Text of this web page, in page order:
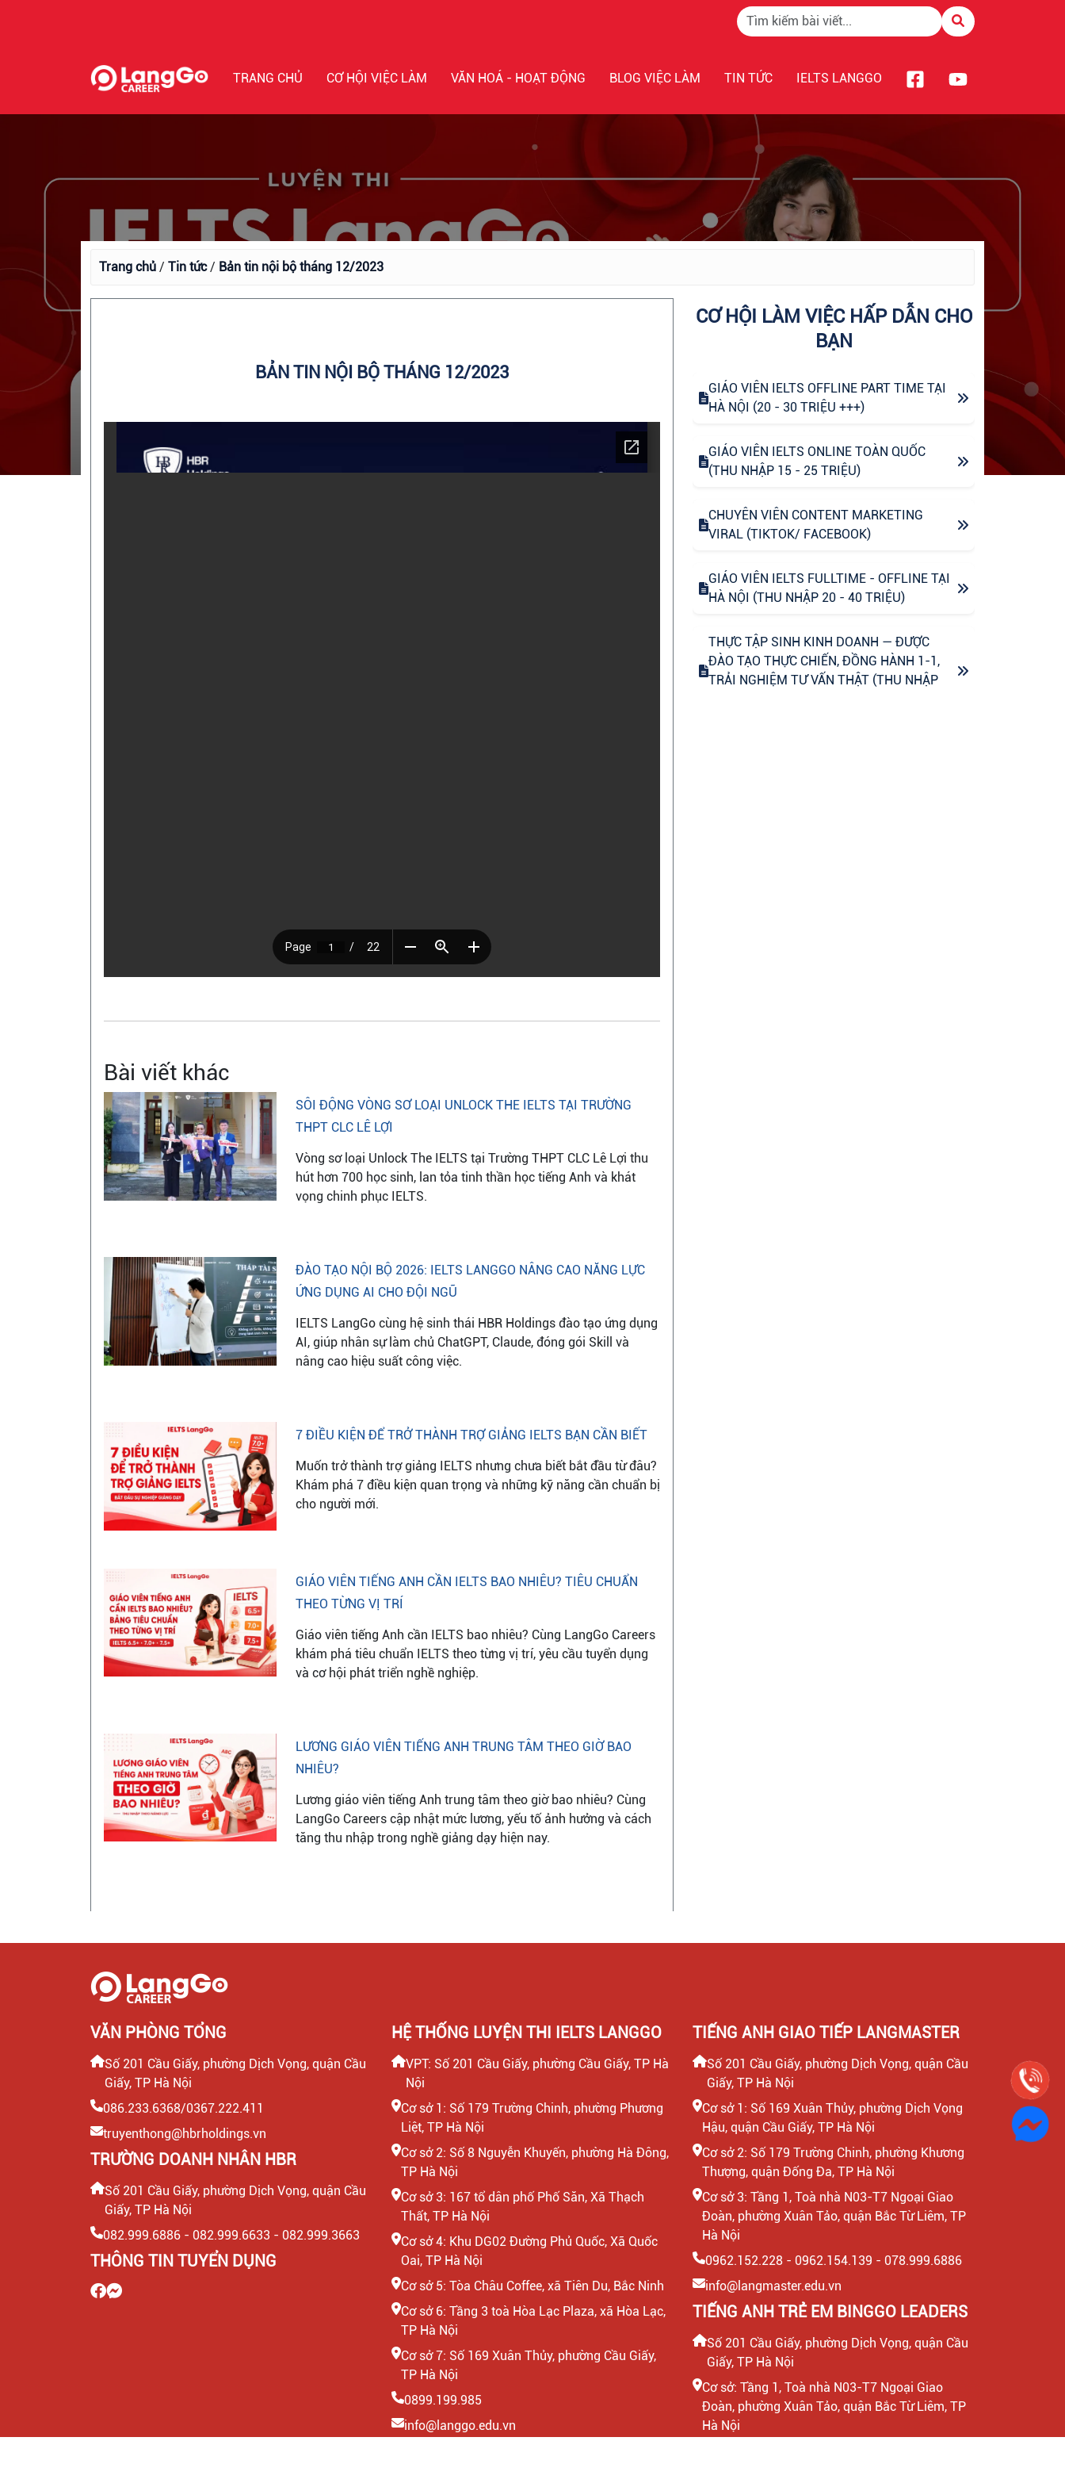
TRANG CHỦ CƠ HỘI VIỆC LÀM VĂN HOÁ - HOẠT ĐỘNG BLOG VIỆC LÀM TIN TỨC IELTS LANGGO
Trang chủ / Tin tức/ Bản tin nội bộ tháng 12/2023
BẢN TIN NỘI BỘ THÁNG 12/2023
Bài viết khác
SÔI ĐỘNG VÒNG SƠ LOẠI UNLOCK THE IELTS TẠI TRƯỜNG
THPT CLC LÊ LỢI
Vòng sơ loại Unlock The IELTS tại Trường THPT CLC Lê Lợi thu
hút hơn 700 học sinh, lan tỏa tinh thần học tiếng Anh và khát
vọng chinh phục IELTS.
ĐÀO TẠO NỘI BỘ 2026: IELTS LANGGO NÂNG CAO NĂNG LỰC
ỨNG DỤNG AI CHO ĐỘI NGŨ
IELTS LangGo cùng hệ sinh thái HBR Holdings đào tạo ứng dụng
AI, giúp nhân sự làm chủ ChatGPT, Claude, đóng gói Skill và
nâng cao hiệu suất công việc.
7 ĐIỀU KIỆN ĐỂ TRỞ THÀNH TRỢ GIẢNG IELTS BẠN CẦN BIẾT
Muốn trở thành trợ giảng IELTS nhưng chưa biết bắt đầu từ đâu?
Khám phá 7 điều kiện quan trọng và những kỹ năng cần chuẩn bị
cho người mới.
GIÁO VIÊN TIẾNG ANH CẦN IELTS BAO NHIÊU? TIÊU CHUẨN
THEO TỪNG VỊ TRÍ
Giáo viên tiếng Anh cần IELTS bao nhiêu? Cùng LangGo Careers
khám phá tiêu chuẩn IELTS theo từng vị trí, yêu cầu tuyển dụng
và cơ hội phát triển nghề nghiệp.
LƯƠNG GIÁO VIÊN TIẾNG ANH TRUNG TÂM THEO GIỜ BAO
NHIÊU?
Lương giáo viên tiếng Anh trung tâm theo giờ bao nhiêu? Cùng
LangGo Careers cập nhật mức lương, yếu tố ảnh hưởng và cách
tăng thu nhập trong nghề giảng dạy hiện nay.
CƠ HỘI LÀM VIỆC HẤP DẪN CHO
BẠN
GIÁO VIÊN IELTS OFFLINE PART TIME TẠI
HÀ NỘI (20 - 30 TRIỆU +++)
GIÁO VIÊN IELTS ONLINE TOÀN QUỐC
(THU NHẬP 15 - 25 TRIỆU)
CHUYÊN VIÊN CONTENT MARKETING
VIRAL (TIKTOK/ FACEBOOK)
GIÁO VIÊN IELTS FULLTIME - OFFLINE TẠI
HÀ NỘI (THU NHẬP 20 - 40 TRIỆU)
THỰC TẬP SINH KINH DOANH — ĐƯỢC
ĐÀO TẠO THỰC CHIẾN, ĐỒNG HÀNH 1-1,
TRẢI NGHIỆM TƯ VẤN THẬT (THU NHẬP
VĂN PHÒNG TỔNG
Số 201 Cầu Giấy, phường Dịch Vọng, quận Cầu
Giấy, TP Hà Nội
086.233.6368/0367.222.411
truyenthong@hbrholdings.vn
TRƯỜNG DOANH NHÂN HBR
Số 201 Cầu Giấy, phường Dịch Vọng, quận Cầu
Giấy, TP Hà Nội
082.999.6886 - 082.999.6633 - 082.999.3663
THÔNG TIN TUYỂN DỤNG
HỆ THỐNG LUYỆN THI IELTS LANGGO
VPT: Số 201 Cầu Giấy, phường Cầu Giấy, TP Hà
Nội
Cơ sở 1: Số 179 Trường Chinh, phường Phương
Liệt, TP Hà Nội
Cơ sở 2: Số 8 Nguyễn Khuyến, phường Hà Đông,
TP Hà Nội
Cơ sở 3: 167 tổ dân phố Phố Săn, Xã Thạch
Thất, TP Hà Nội
Cơ sở 4: Khu DG02 Đường Phủ Quốc, Xã Quốc
Oai, TP Hà Nội
Cơ sở 5: Tòa Châu Coffee, xã Tiên Du, Bắc Ninh
Cơ sở 6: Tầng 3 toà Hòa Lạc Plaza, xã Hòa Lạc,
TP Hà Nội
Cơ sở 7: Số 169 Xuân Thủy, phường Cầu Giấy,
TP Hà Nội
0899.199.985
info@langgo.edu.vn
TIẾNG ANH GIAO TIẾP LANGMASTER
Số 201 Cầu Giấy, phường Dịch Vọng, quận Cầu
Giấy, TP Hà Nội
Cơ sở 1: Số 169 Xuân Thủy, phường Dịch Vọng
Hậu, quận Cầu Giấy, TP Hà Nội
Cơ sở 2: Số 179 Trường Chinh, phường Khương
Thượng, quận Đống Đa, TP Hà Nội
Cơ sở 3: Tầng 1, Toà nhà N03-T7 Ngoại Giao
Đoàn, phường Xuân Tảo, quận Bắc Từ Liêm, TP
Hà Nội
0962.152.228 - 0962.154.139 - 078.999.6886
info@langmaster.edu.vn
TIẾNG ANH TRẺ EM BINGGO LEADERS
Số 201 Cầu Giấy, phường Dịch Vọng, quận Cầu
Giấy, TP Hà Nội
Cơ sở: Tầng 1, Toà nhà N03-T7 Ngoại Giao
Đoàn, phường Xuân Tảo, quận Bắc Từ Liêm, TP
Hà Nội